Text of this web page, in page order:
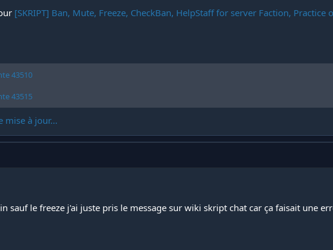
[SKRIPT] Ban, Mute, Freeze, CheckBan, HelpStaff for server Faction, Practice
43510
43515
mise à jour...
sauf le freeze j'ai juste pris le message sur wiki skript chat car ça faisait une